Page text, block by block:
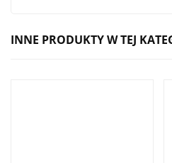
INNE PRODUKTY W TEJ